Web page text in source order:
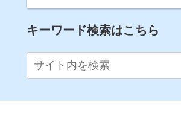
キーワード検索はこちら